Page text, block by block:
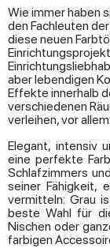
Wie immer haben
den Fachleuten
diese neuen
aber lebendigen
Effekte innerhalb
verschiedenen
verleihen, vor
Elegant, intensiv
eine perfekte
Schlafzimmers
seiner Fähigkeit,
vermitteln: Grau
beste Wahl für
Nischen oder
farbigen